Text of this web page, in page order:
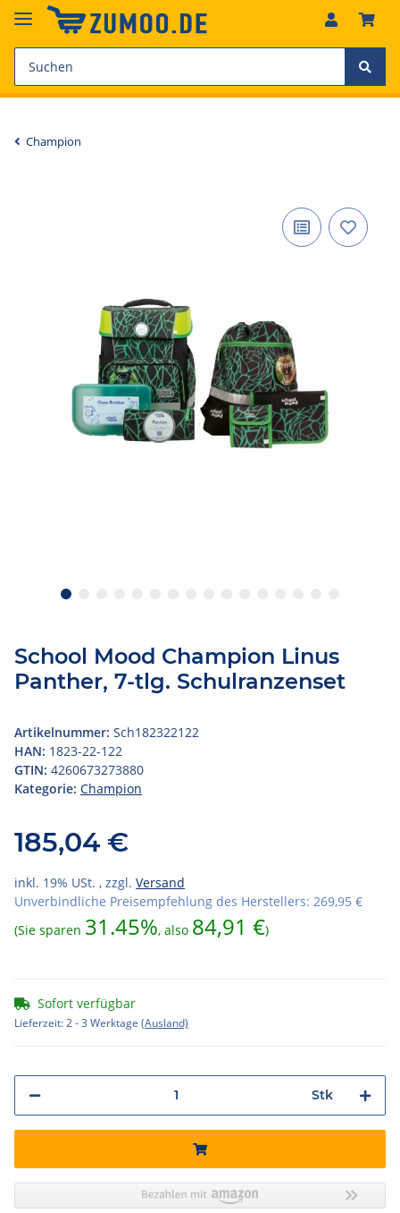
Champion
School Mood Champion Linus
Panther, 7-tlg. Schulranzenset
Artikelnummer: Sch182322122
HAN: 1823-22-122
GTIN: 4260673273880
Kategorie: Champion
185,04 €
inkl. 19% USt. , zzgl. Versand
Unverbindliche Preisempfehlung des Herstellers: 269,95 €
(Sie sparen 31.45%, also 84,91 €)
Sofort verfügbar
Lieferzeit:2 - 3 Werktage (Ausland)
Stk